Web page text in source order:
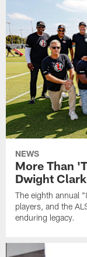
NEWS
More Than
Dwight
The eighth annual
players, and the
enduring legacy.